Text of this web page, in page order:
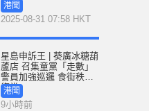
港聞
2025-08-31 07:58 HKT
星島申訴王 | 葵廣冰糖葫
蘆店 召集童黨「走數」
警員加強巡邏 食街秩序
復常
港聞
9小時前